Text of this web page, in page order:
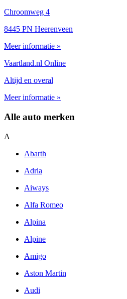
Chroomweg 4
8445 PN Heerenveen
Meer informatie »
Vaartland.nl Online
Altijd en overal
Meer informatie »
Alle auto merken
A
Abarth
Adria
Aiways
Alfa Romeo
Alpina
Alpine
Amigo
Aston Martin
Audi